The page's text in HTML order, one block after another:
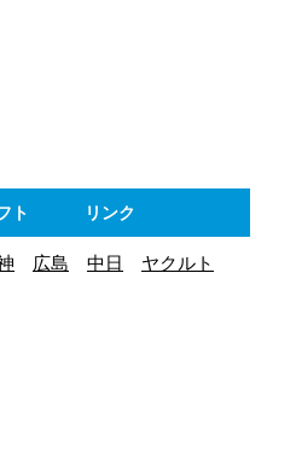
ト リンク
広島 中日 ヤクルト